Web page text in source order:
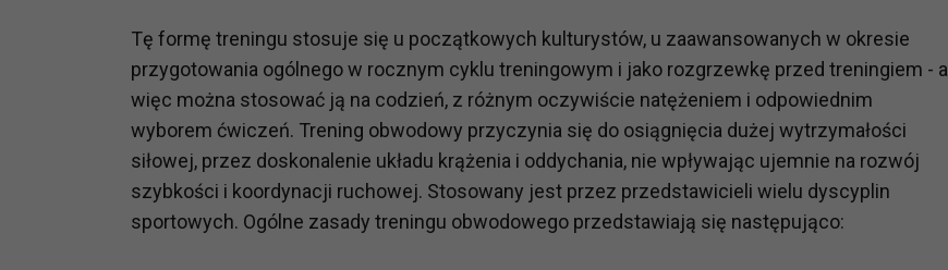
Tę formę treningu stosuje się u początkowych kulturystów, u zaawansowanych w okresie
przygotowania ogólnego w rocznym cyklu treningowym i jako rozgrzewkę przed treningiem - a
więc można stosować ją na codzień, z różnym oczywiście natężeniem i odpowiednim
wyborem ćwiczeń. Trening obwodowy przyczynia się do osiągnięcia dużej wytrzymałości
siłowej, przez doskonalenie układu krążenia i oddychania, nie wpływając ujemnie na rozwój
szybkości i koordynacji ruchowej. Stosowany jest przez przedstawicieli wielu dyscyplin
sportowych. Ogólne zasady treningu obwodowego przedstawiają się następująco: